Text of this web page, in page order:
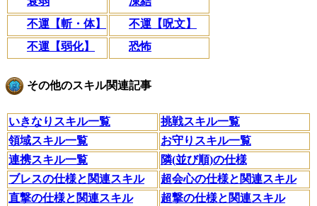
不運【斬・体】
不運【呪文】
不運【弱化】
恐怖
その他のスキル関連記事
いきなりスキル一覧
挑戦スキル一覧
領域スキル一覧
お守りスキル一覧
連携スキル一覧
隣(並び順)の仕様
ブレスの仕様と関連スキル
超会心の仕様と関連スキル
直撃の仕様と関連スキル
超撃の仕様と関連スキル